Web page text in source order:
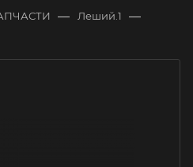
— Леший.1 —